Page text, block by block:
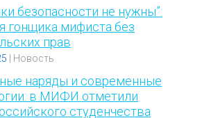
безопасности не нужны”:
гонщика мифиста без
прав
Новость
наряды и современные
в МИФИ отметили
студенчества